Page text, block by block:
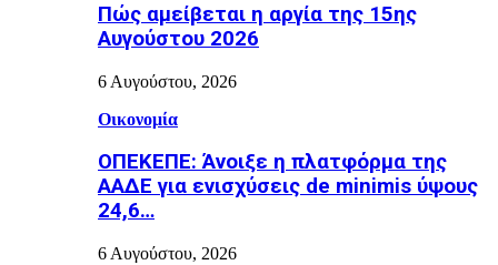
Πώς αμείβεται η αργία της 15ης
Αυγούστου 2026
6 Αυγούστου, 2026
Οικονομία
ΟΠΕΚΕΠΕ: Άνοιξε η πλατφόρμα της
ΑΑΔΕ για ενισχύσεις de minimis ύψους
24,6…
6 Αυγούστου, 2026